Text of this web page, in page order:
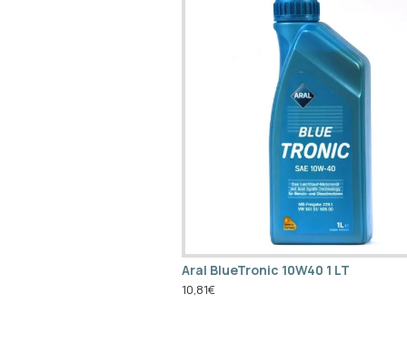
Aral BlueTronic 10W40 1 LT
10,81€